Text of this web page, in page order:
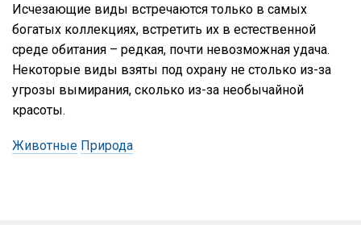
Исчезающие виды встречаются только в самых
богатых коллекциях, встретить их в естественной
среде обитания – редкая, почти невозможная удача.
Некоторые виды взяты под охрану не столько из-за
угрозы вымирания, сколько из-за необычайной
красоты.
Животные Природа